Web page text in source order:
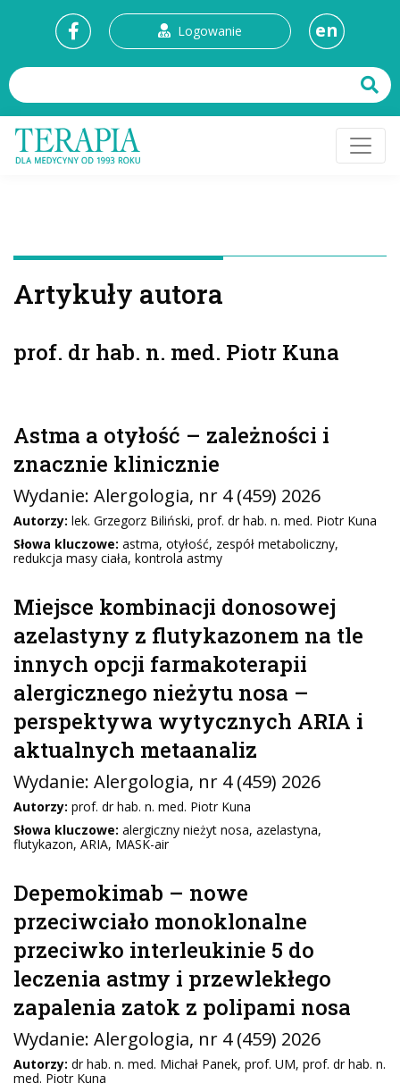
Logowanie en
Artykuły autora
prof. dr hab. n. med. Piotr Kuna
Astma a otyłość – zależności i
znacznie klinicznie
Wydanie: Alergologia, nr 4 (459) 2026
Autorzy: lek. Grzegorz Biliński, prof. dr hab. n. med. Piotr Kuna
Słowa kluczowe: astma, otyłość, zespół metaboliczny,
redukcja masy ciała, kontrola astmy
Miejsce kombinacji donosowej
azelastyny z flutykazonem na tle
innych opcji farmakoterapii
alergicznego nieżytu nosa –
perspektywa wytycznych ARIA i
aktualnych metaanaliz
Wydanie: Alergologia, nr 4 (459) 2026
Autorzy: prof. dr hab. n. med. Piotr Kuna
Słowa kluczowe: alergiczny nieżyt nosa, azelastyna,
flutykazon, ARIA, MASK-air
Depemokimab – nowe
przeciwciało monoklonalne
przeciwko interleukinie 5 do
leczenia astmy i przewlekłego
zapalenia zatok z polipami nosa
Wydanie: Alergologia, nr 4 (459) 2026
Autorzy: dr hab. n. med. Michał Panek, prof. UM, prof. dr hab. n.
med. Piotr Kuna